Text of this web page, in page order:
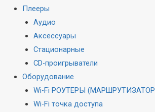
Плееры
Аудио
Аксессуары
Стационарные
CD-проигрыватели
Оборудование
Wi-Fi РОУТЕРЫ
Wi-Fi точка доступа